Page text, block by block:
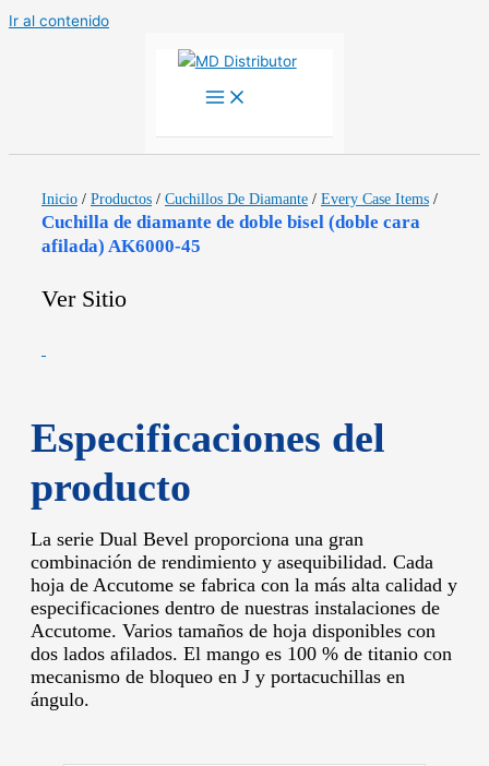
Ir al contenido
Inicio / Productos / Cuchillos De Diamante / Every Case Items /
Cuchilla de diamante de doble bisel (doble cara
afilada) AK6000-45
Ver Sitio
Especificaciones del
producto
La serie Dual Bevel proporciona una gran
combinación de rendimiento y asequibilidad. Cada
hoja de Accutome se fabrica con la más alta calidad y
especificaciones dentro de nuestras instalaciones de
Accutome. Varios tamaños de hoja disponibles con
dos lados afilados. El mango es 100 % de titanio con
mecanismo de bloqueo en J y portacuchillas en
ángulo.